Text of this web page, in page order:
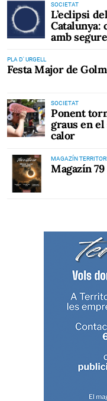
SOCIETAT
L’eclipsi
Catalunya:
amb
PLA D' URGELL
Festa Major de
SOCIETAT
Ponent
graus en el
calor
MAGAZÍN
Magazín 79